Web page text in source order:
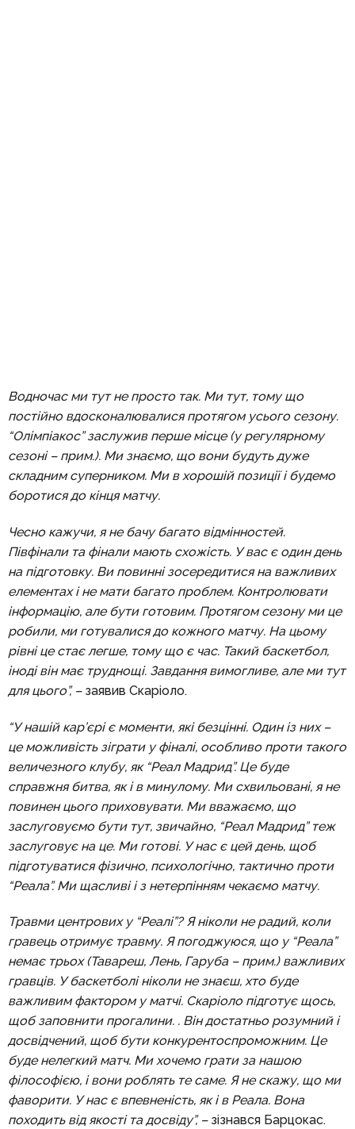
Водночас ми тут не просто так. Ми тут, тому що
постійно вдосконалювалися протягом усього сезону.
“Олімпіакос” заслужив перше місце (у регулярному
сезоні – прим.). Ми знаємо, що вони будуть дуже
складним суперником. Ми в хорошій позиції і будемо
боротися до кінця матчу.
Чесно кажучи, я не бачу багато відмінностей.
Півфінали та фінали мають схожість. У вас є один день
на підготовку. Ви повинні зосередитися на важливих
елементах і не мати багато проблем. Контролювати
інформацію, але бути готовим. Протягом сезону ми це
робили, ми готувалися до кожного матчу. На цьому
рівні це стає легше, тому що є час. Такий баскетбол,
іноді він має труднощі. Завдання вимогливе, але ми тут
для цього”, – заявив Скаріоло.
“У нашій кар’єрі є моменти, які безцінні. Один із них –
це можливість зіграти у фіналі, особливо проти такого
величезного клубу, як “Реал Мадрид”. Це буде
справжня битва, як і в минулому. Ми схвильовані, я не
повинен цього приховувати. Ми вважаємо, що
заслуговуємо бути тут, звичайно, “Реал Мадрид” теж
заслуговує на це. Ми готові. У нас є цей день, щоб
підготуватися фізично, психологічно, тактично проти
“Реала”. Ми щасливі і з нетерпінням чекаємо матчу.
Травми центрових у “Реалі”? Я ніколи не радий, коли
гравець отримує травму. Я погоджуюся, що у “Реала”
немає трьох (Тавареш, Лень, Гаруба – прим.) важливих
гравців. У баскетболі ніколи не знаєш, хто буде
важливим фактором у матчі. Скаріоло підготує щось,
щоб заповнити прогалини. . Він достатньо розумний і
досвідчений, щоб бути конкурентоспроможним. Це
буде нелегкий матч. Ми хочемо грати за нашою
філософією, і вони роблять те саме. Я не скажу, що ми
фаворити. У нас є впевненість, як і в Реала. Вона
походить від якості та досвіду”, –зізнався Барцокас.